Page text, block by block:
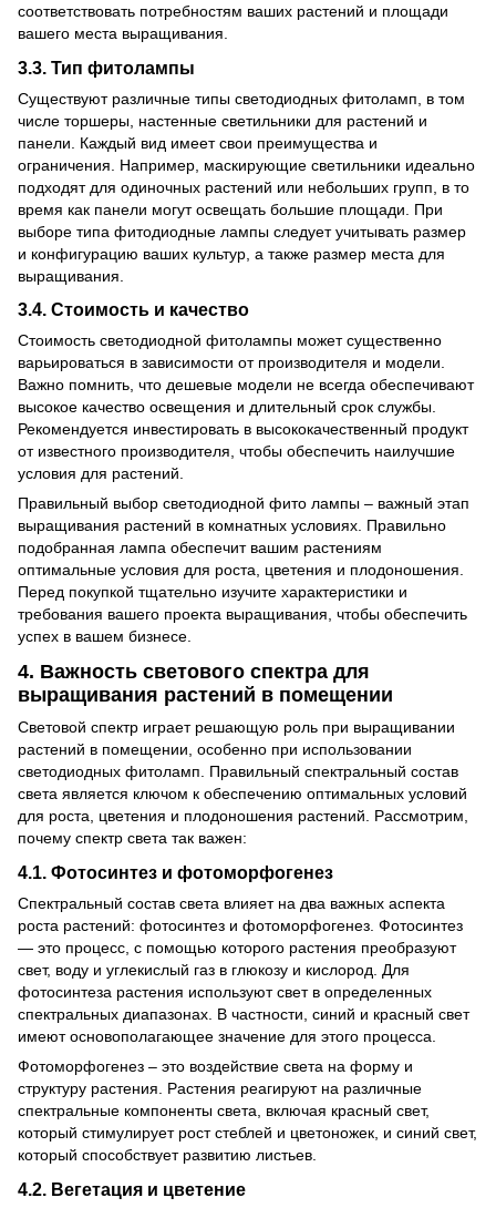
соответствовать потребностям ваших растений и площади
вашего места выращивания.
3.3. Тип фитолампы
Существуют различные типы светодиодных фитоламп, в том
числе торшеры, настенные светильники для растений и
панели. Каждый вид имеет свои преимущества и
ограничения. Например, маскирующие светильники идеально
подходят для одиночных растений или небольших групп, в то
время как панели могут освещать большие площади. При
выборе типа фитодиодные лампы следует учитывать размер
и конфигурацию ваших культур, а также размер места для
выращивания.
3.4. Стоимость и качество
Стоимость светодиодной фитолампы может существенно
варьироваться в зависимости от производителя и модели.
Важно помнить, что дешевые модели не всегда обеспечивают
высокое качество освещения и длительный срок службы.
Рекомендуется инвестировать в высококачественный продукт
от известного производителя, чтобы обеспечить наилучшие
условия для растений.
Правильный выбор светодиодной фито лампы – важный этап
выращивания растений в комнатных условиях. Правильно
подобранная лампа обеспечит вашим растениям
оптимальные условия для роста, цветения и плодоношения.
Перед покупкой тщательно изучите характеристики и
требования вашего проекта выращивания, чтобы обеспечить
успех в вашем бизнесе.
4. Важность светового спектра для
выращивания растений в помещении
Световой спектр играет решающую роль при выращивании
растений в помещении, особенно при использовании
светодиодных фитоламп. Правильный спектральный состав
света является ключом к обеспечению оптимальных условий
для роста, цветения и плодоношения растений. Рассмотрим,
почему спектр света так важен:
4.1. Фотосинтез и фотоморфогенез
Спектральный состав света влияет на два важных аспекта
роста растений: фотосинтез и фотоморфогенез. Фотосинтез
— это процесс, с помощью которого растения преобразуют
свет, воду и углекислый газ в глюкозу и кислород. Для
фотосинтеза растения используют свет в определенных
спектральных диапазонах. В частности, синий и красный свет
имеют основополагающее значение для этого процесса.
Фотоморфогенез – это воздействие света на форму и
структуру растения. Растения реагируют на различные
спектральные компоненты света, включая красный свет,
который стимулирует рост стеблей и цветоножек, и синий свет,
который способствует развитию листьев.
4.2. Вегетация и цветение